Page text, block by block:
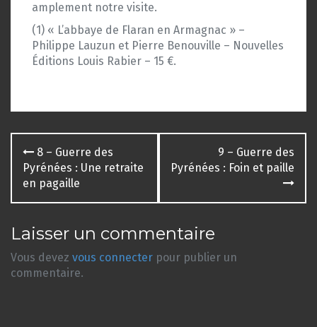
amplement notre visite.
(1) « L’abbaye de Flaran en Armagnac » –
Philippe Lauzun et Pierre Benouville – Nouvelles
Éditions Louis Rabier – 15 €.
Navigation
des
articles
8 – Guerre des
Pyrénées : Une retraite
en pagaille
9 – Guerre des
Pyrénées : Foin et paille
Laisser un commentaire
Vous devez vous connecter pour publier un
commentaire.